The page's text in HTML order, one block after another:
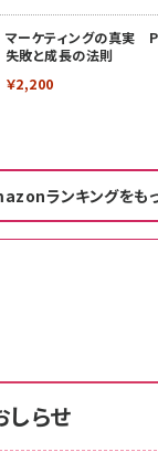
マーケティングの真実
失敗と成長の法則
￥2,200
ランキングをも
アンアン)2026/06/
シャルエディション[王
ート正規品 メーカー保
ガラスフィルム
ート正規品 メーカー保
eギフトカード -
らせ